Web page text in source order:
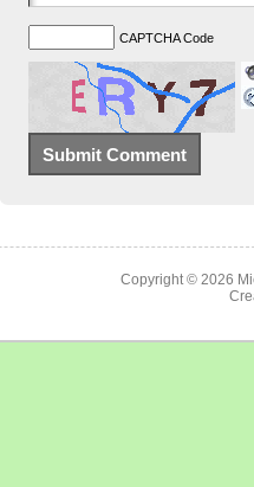
CAPTCHA Code
Copyright © 2026